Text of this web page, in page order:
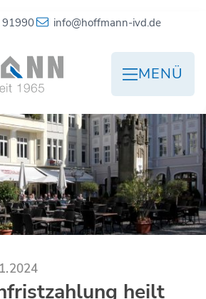
info@hoffmann-ivd.de
MENÜ
heilt